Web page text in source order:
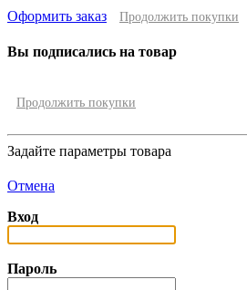
Оформить заказ Продолжить покупки
Вы подписались на товар
Продолжить покупки
Задайте параметры товара
Отмена
Вход
Пароль